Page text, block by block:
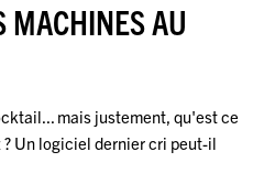
MACHINES AU
mais justement, qu'est ce
Un logiciel dernier cri peut-il